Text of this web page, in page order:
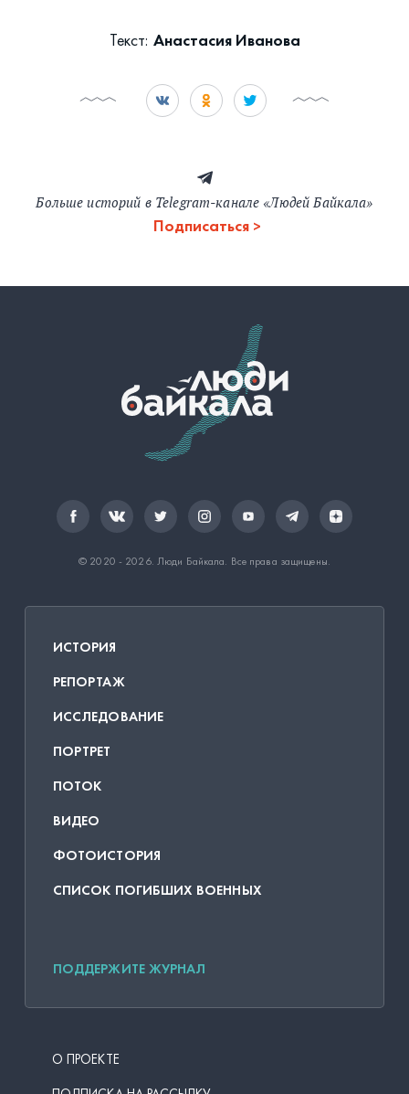
Текст: Анастасия Иванова
Больше историй в Telegram-канале «Людей Байкала»
Подписаться
© 2020 - 2026. Люди Байкала. Все права защищены.
ИСТОРИЯ
РЕПОРТАЖ
ИССЛЕДОВАНИЕ
ПОРТРЕТ
ПОТОК
ВИДЕО
ФОТОИСТОРИЯ
СПИСОК ПОГИБШИХ ВОЕННЫХ
ПОДДЕРЖИТЕ ЖУРНАЛ
О ПРОЕКТЕ